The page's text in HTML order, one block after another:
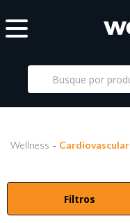
Wellness Cardiovascular
Filtros